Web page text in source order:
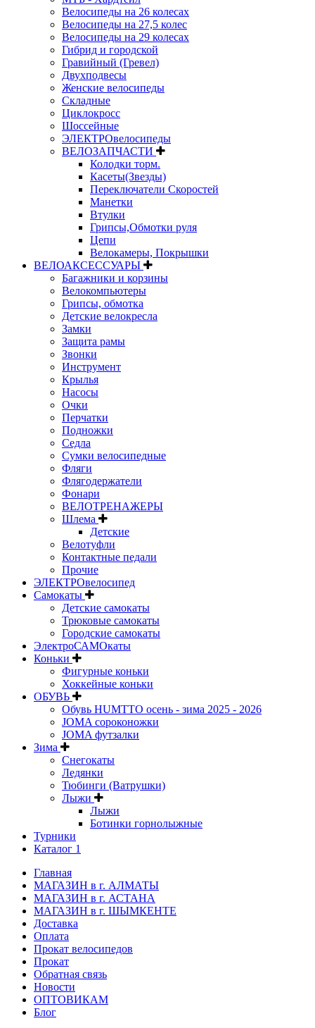
Велосипеды на 26 колесах
Велосипеды на 27,5 колес
Велосипеды на 29 колесах
Гибрид и городской
Гравийный (Гревел)
Двухподвесы
Женские велосипеды
Складные
Циклокросс
Шоссейные
ЭЛЕКТРОвелосипеды
ВЕЛОЗАПЧАСТИ
Колодки торм.
Касеты(Звезды)
Переключатели Скоростей
Манетки
Втулки
Грипсы,Обмотки руля
Цепи
Велокамеры, Покрышки
ВЕЛОАКСЕССУАРЫ
Багажники и корзины
Велокомпьютеры
Грипсы, обмотка
Детские велокресла
Замки
Защита рамы
Звонки
Инструмент
Крылья
Насосы
Очки
Перчатки
Подножки
Седла
Сумки велосипедные
Фляги
Флягодержатели
Фонари
ВЕЛОТРЕНАЖЕРЫ
Шлема
Детские
Велотуфли
Контактные педали
Прочие
ЭЛЕКТРОвелосипед
Самокаты
Детские самокаты
Трюковые самокаты
Городские самокаты
ЭлектроСАМОкаты
Коньки
Фигурные коньки
Хоккейные коньки
ОБУВЬ
Обувь HUMTTO осень - зима 2025 - 2026
JOMA сороконожки
JOMA футзалки
Зима
Снегокаты
Ледянки
Тюбинги (Ватрушки)
Лыжи
Лыжи
Ботинки горнолыжные
Турники
Каталог 1
Главная
МАГАЗИН в г. АЛМАТЫ
МАГАЗИН в г. АСТАНА
МАГАЗИН в г. ШЫМКЕНТЕ
Доставка
Оплата
Прокат велосипедов
Прокат
Обратная связь
Новости
ОПТОВИКАМ
Блог